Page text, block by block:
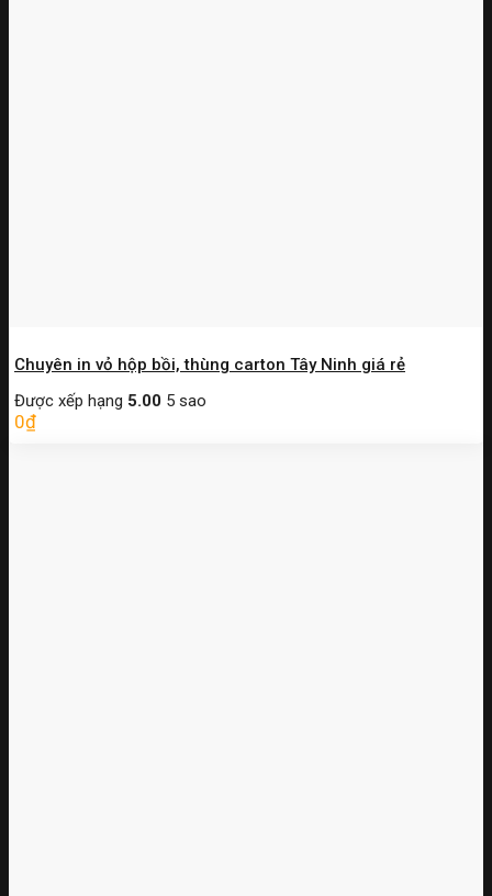
Chuyên in vỏ hộp bồi, thùng carton Tây Ninh giá rẻ
Được xếp hạng 5.00 5 sao
0₫